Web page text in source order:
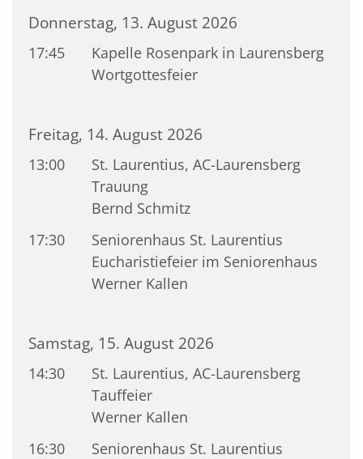
Donnerstag, 13. August 2026
17:45
Kapelle Rosenpark in Laurensberg
Wortgottesfeier
Freitag, 14. August 2026
13:00
St. Laurentius, AC-Laurensberg
Trauung
Bernd Schmitz
17:30
Seniorenhaus St. Laurentius
Eucharistiefeier im Seniorenhaus
Werner Kallen
Samstag, 15. August 2026
14:30
St. Laurentius, AC-Laurensberg
Tauffeier
Werner Kallen
16:30
Seniorenhaus St. Laurentius